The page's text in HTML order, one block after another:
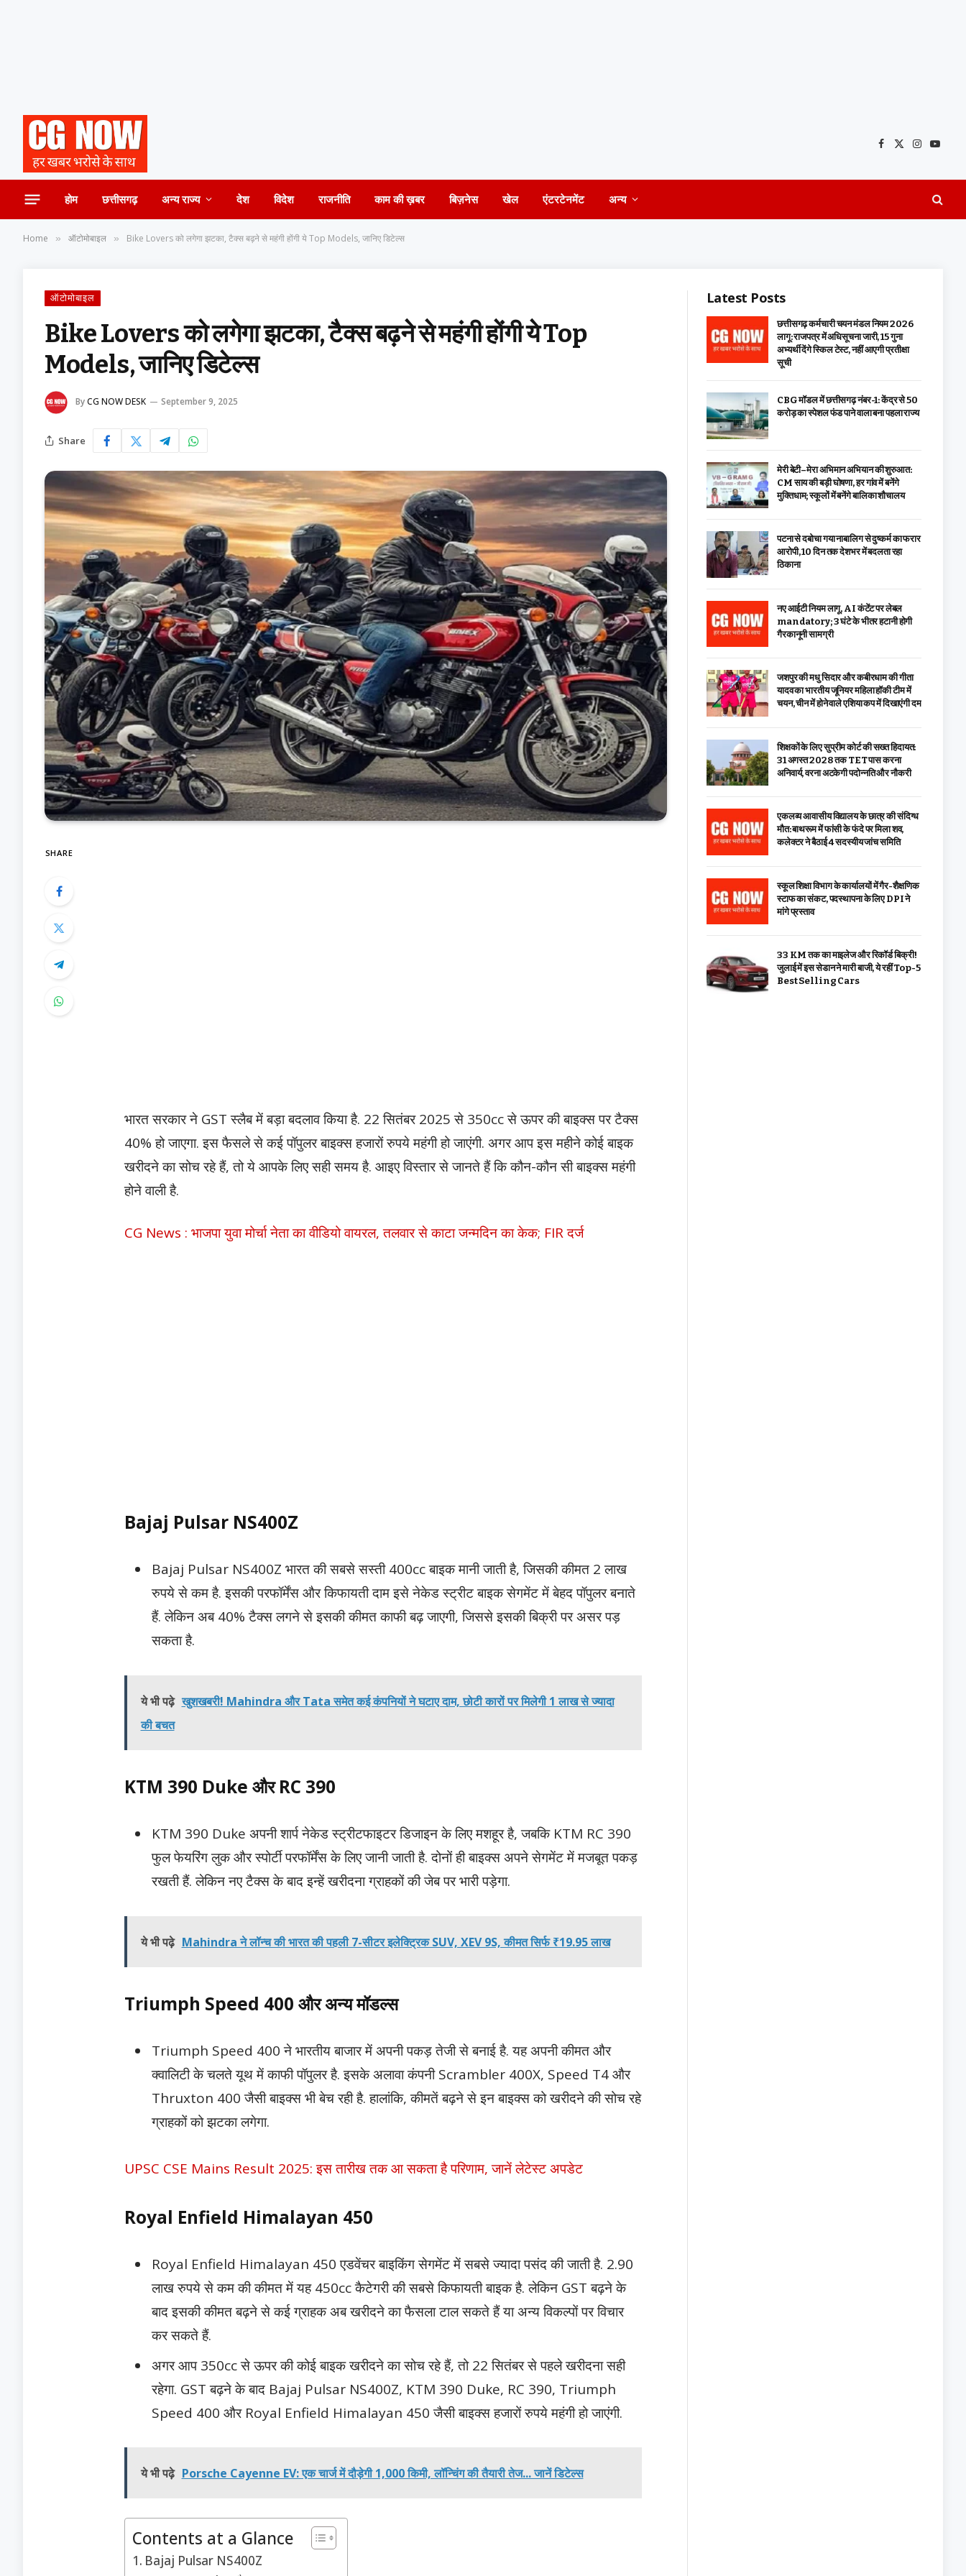
Facebook
X
Instagram
होम छत्तीसगढ़ अन्य राज्य देश विदेश राजनीति काम की ख़बर बिज़नेस खेल एंटरटेनमेंट अन्य
Home » ऑटोमोबाइल » Bike Lovers को लगेगा झटका, टैक्स बढ़ने से महंगी होंगी ये Top Models, जानिए डिटेल्स
ऑटोमोबाइल
Bike Lovers को लगेगा झटका, टैक्स बढ़ने से महंगी होंगी ये Top
Models, जानिए डिटेल्स
ByCG NOW DESK September 9, 2025
Share
SHARE
भारत सरकार ने GST स्लैब में बड़ा बदलाव किया है. 22 सितंबर 2025 से 350cc से ऊपर की बाइक्स पर टैक्स
40% हो जाएगा. इस फैसले से कई पॉपुलर बाइक्स हजारों रुपये महंगी हो जाएंगी. अगर आप इस महीने कोई बाइक
खरीदने का सोच रहे हैं, तो ये आपके लिए सही समय है. आइए विस्तार से जानते हैं कि कौन-कौन सी बाइक्स महंगी
होने वाली है.
CG News : भाजपा युवा मोर्चा नेता का वीडियो वायरल, तलवार से काटा जन्मदिन का केक; FIR दर्ज
Bajaj Pulsar NS400Z
Bajaj Pulsar NS400Z भारत की सबसे सस्ती 400cc बाइक मानी जाती है, जिसकी कीमत 2 लाख
रुपये से कम है. इसकी परफॉर्मेंस और किफायती दाम इसे नेकेड स्ट्रीट बाइक सेगमेंट में बेहद पॉपुलर बनाते
हैं. लेकिन अब 40% टैक्स लगने से इसकी कीमत काफी बढ़ जाएगी, जिससे इसकी बिक्री पर असर पड़
सकता है.
ये भी पढ़े खुशखबरी! Mahindra और Tata समेत कई कंपनियों ने घटाए दाम, छोटी कारों पर मिलेगी 1 लाख से ज्यादा
की बचत
KTM 390 Duke और RC 390
KTM 390 Duke अपनी शार्प नेकेड स्ट्रीटफाइटर डिजाइन के लिए मशहूर है, जबकि KTM RC 390
फुल फेयरिंग लुक और स्पोर्टी परफॉर्मेंस के लिए जानी जाती है. दोनों ही बाइक्स अपने सेगमेंट में मजबूत पकड़
रखती हैं. लेकिन नए टैक्स के बाद इन्हें खरीदना ग्राहकों की जेब पर भारी पड़ेगा.
ये भी पढ़े Mahindra ने लॉन्च की भारत की पहली 7-सीटर इलेक्ट्रिक SUV, XEV 9S, कीमत सिर्फ ₹19.95 लाख
Triumph Speed 400 और अन्य मॉडल्स
Triumph Speed 400 ने भारतीय बाजार में अपनी पकड़ तेजी से बनाई है. यह अपनी कीमत और
क्वालिटी के चलते यूथ में काफी पॉपुलर है. इसके अलावा कंपनी Scrambler 400X, Speed T4 और
Thruxton 400 जैसी बाइक्स भी बेच रही है. हालांकि, कीमतें बढ़ने से इन बाइक्स को खरीदने की सोच रहे
ग्राहकों को झटका लगेगा.
UPSC CSE Mains Result 2025: इस तारीख तक आ सकता है परिणाम, जानें लेटेस्ट अपडेट
Royal Enfield Himalayan 450
Royal Enfield Himalayan 450 एडवेंचर बाइकिंग सेगमेंट में सबसे ज्यादा पसंद की जाती है. 2.90
लाख रुपये से कम की कीमत में यह 450cc कैटेगरी की सबसे किफायती बाइक है. लेकिन GST बढ़ने के
बाद इसकी कीमत बढ़ने से कई ग्राहक अब खरीदने का फैसला टाल सकते हैं या अन्य विकल्पों पर विचार
कर सकते हैं.
अगर आप 350cc से ऊपर की कोई बाइक खरीदने का सोच रहे हैं, तो 22 सितंबर से पहले खरीदना सही
रहेगा. GST बढ़ने के बाद Bajaj Pulsar NS400Z, KTM 390 Duke, RC 390, Triumph
Speed 400 और Royal Enfield Himalayan 450 जैसी बाइक्स हजारों रुपये महंगी हो जाएंगी.
ये भी पढ़े Porsche Cayenne EV: एक चार्ज में दौड़ेगी 1,000 किमी, लॉन्चिंग की तैयारी तेज... जानें डिटेल्स
Contents at a Glance
Bajaj Pulsar NS400Z
Latest Posts
छत्तीसगढ़ कर्मचारी चयन मंडल नियम 2026
लागू: राजपत्र में अधिसूचना जारी, 15 गुना
अभ्यर्थी देंगे स्किल टेस्ट, नहीं आएगी प्रतीक्षा
सूची
CBG मॉडल में छत्तीसगढ़ नंबर-1: केंद्र से ₹50
करोड़ का स्पेशल फंड पाने वाला बना पहला राज्य
मेरी बेटी–मेरा अभिमान अभियान की शुरुआत:
CM साय की बड़ी घोषणा, हर गांव में बनेंगे
मुक्तिधाम; स्कूलों में बनेंगे बालिका शौचालय
पटना से दबोचा गया नाबालिग से दुष्कर्म का फरार
आरोपी, 10 दिन तक देशभर में बदलता रहा
ठिकाना
नए आईटी नियम लागू, AI कंटेंट पर लेबल
mandatory; 3 घंटे के भीतर हटानी होगी
गैरकानूनी सामग्री
जशपुर की मधु सिदार और कबीरधाम की गीता
यादव का भारतीय जूनियर महिला हॉकी टीम में
चयन, चीन में होने वाले एशिया कप में दिखाएंगी दम
शिक्षकों के लिए सुप्रीम कोर्ट की सख्त हिदायत:
31 अगस्त 2028 तक TET पास करना
अनिवार्य, वरना अटकेगी पदोन्नति और नौकरी
एकलव्य आवासीय विद्यालय के छात्र की संदिग्ध
मौत: बाथरूम में फांसी के फंदे पर मिला शव,
कलेक्टर ने बैठाई 4 सदस्यीय जांच समिति
स्कूल शिक्षा विभाग के कार्यालयों में गैर-शैक्षणिक
स्टाफ का संकट, पदस्थापना के लिए DPI ने
मांगे प्रस्ताव
33 KM तक का माइलेज और रिकॉर्ड बिक्री!
जुलाई में इस सेडान ने मारी बाजी, ये रहीं Top-5
Best Selling Cars